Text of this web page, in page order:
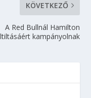
KÖVETKEZŐ
A Red Bullnál Hamilton
kampányolnak